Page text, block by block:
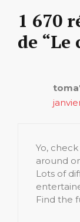
1 670
de “Le
Yo,
around
Lots of
Find the